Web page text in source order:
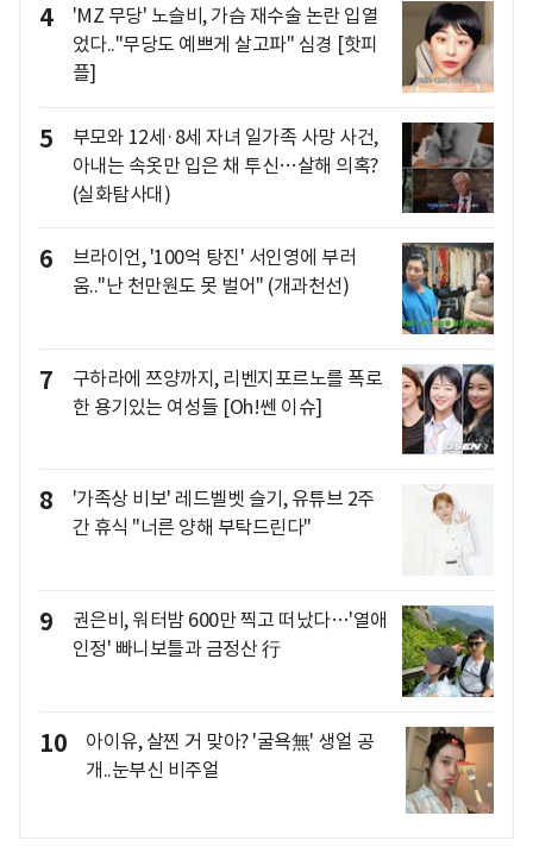
4
'MZ 무당' 노슬비, 가슴 재수술 논란 입열
었다.."무당도 예쁘게 살고파" 심경 [핫피
플]
5
부모와 12세·8세 자녀 일가족 사망 사건,
아내는 속옷만 입은 채 투신…살해 의혹?
(실화탐사대)
6
브라이언, '100억 탕진' 서인영에 부러
움.."난 천만원도 못 벌어" (개과천선)
7
구하라에 쯔양까지, 리벤지포르노를 폭로
한 용기있는 여성들 [Oh!쎈 이슈]
8
'가족상 비보' 레드벨벳 슬기, 유튜브 2주
간 휴식 "너른 양해 부탁드린다"
9
권은비, 워터밤 600만 찍고 떠났다…'열애
인정' 빠니보틀과 금정산 行
10
아이유, 살찐 거 맞아? '굴욕無' 생얼 공
개..눈부신 비주얼